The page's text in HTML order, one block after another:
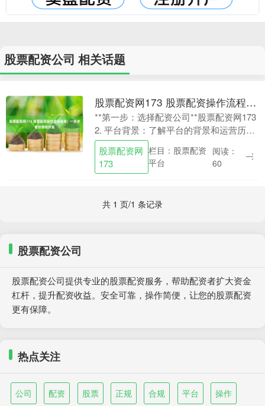
股票配资公司 相关话题
股票配资网173 股票配资操作流程指南：一步步教你借钱炒股
**第一步：选择配资公司**股票配资网173
2. 平台背景：了解平台的背景和运营历
史，查看平台是否有正规的注册和运营资
质。选择有良好口碑和信誉的平台，可以
降低....
股票配资网
173
栏目：股票配资
平台
阅读：
60
共 1 页/1 条记录
股票配资公司
股票配资公司提供专业的股票配资服务，帮助配资者扩大资金
杠杆，提升配资收益。安全可靠，操作简便，让您的股票配资
更有保障。
热点关注
公司 配资 股票 正规 合规 平台 操作